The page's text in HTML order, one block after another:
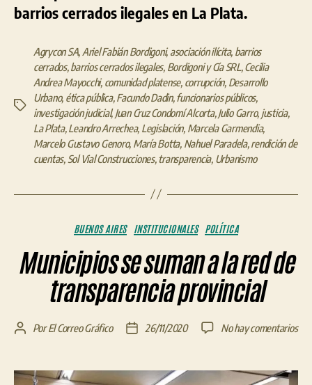
barrios cerrados ilegales en La Plata.
Etiquetas
Agrycon SA, Ariel Fabián Bordigoni, asociación ilícita, barrios
cerrados,barrios cerrados ilegales, Bordigoni y Cía SRL,Cecilia
Andrea Mayocchi, comunidad platense, corrupción, Desarrollo
Urbano, ética pública,Facundo Dadin,funcionarios públicos,
investigación judicial,Juan Cruz Condomí Alcorta,Julio Garro, justicia,
La Plata,Leandro Arrechea, Legislación, Marcela Garmendia,
Marcelo Gustavo Genoro, María Botta, Nahuel Paradela,rendición de
cuentas, Sol Vial Construcciones,transparencia, Urbanismo
Categorías
BUENOS AIRES INSTITUCIONALES POLÍTICA
Municipios se suman a la red de
transparencia provincial
Autor
entrada
PorEl Correo Gráfico
Fecha
entrada
26/11/2020 No hay comentariosen